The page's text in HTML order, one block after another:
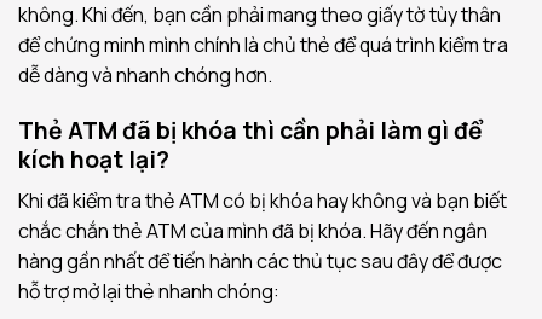
không. Khi đến, bạn cần phải mang theo giấy tờ tùy thân
để chứng minh mình chính là chủ thẻ để quá trình kiểm tra
dễ dàng và nhanh chóng hơn.
Thẻ ATM đã bị khóa thì cần phải làm gì để
kích hoạt lại?
Khi đã kiểm tra thẻ ATM có bị khóa hay không và bạn biết
chắc chắn thẻ ATM của mình đã bị khóa. Hãy đến ngân
hàng gần nhất để tiến hành các thủ tục sau đây để được
hỗ trợ mở lại thẻ nhanh chóng: